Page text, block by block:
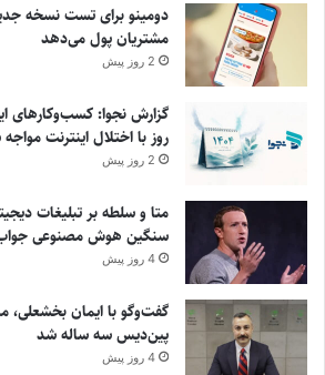
دومینو برای تست نسخه
مشتریان پول می‌دهد
2 روز پیش
روز با اختلال اینترنت
2 روز پیش
متا و سلطه بر تبلیغات
سنگین هوش مصنوعی
4 روز پیش
گفت‌وگو با ایمان
پین‌دیس سه ساله شد
4 روز پیش